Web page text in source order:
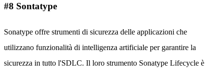
#8 Sontatype
Sonatype offre strumenti di sicurezza delle applicazioni che
utilizzano funzionalità di intelligenza artificiale per garantire la
sicurezza in tutto l'SDLC. Il loro strumento Sonatype Lifecycle è